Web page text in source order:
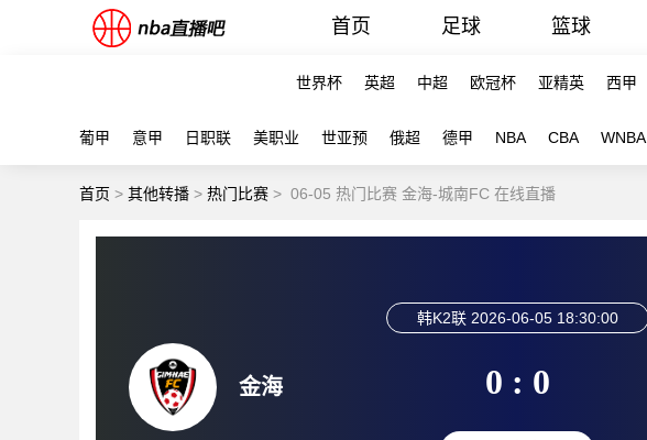
首页 足球 篮球
世界杯 英超 中超 欧冠杯 亚精英 西甲
葡甲 意甲 日职联 美职业 世亚预 俄超 德甲 NBA CBA WNBA
首页 > 其他转播 > 热门比赛 > 06-05 热门比赛 金海-城南FC 在线直播
金海
韩K2联 2026-06-05 18:30:00
0 : 0